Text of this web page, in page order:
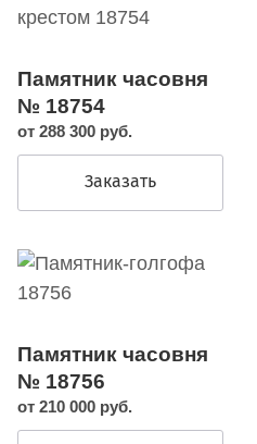
Памятник часовня
№ 18754
от 288 300 руб.
Заказать
Памятник часовня
№ 18756
от 210 000 руб.